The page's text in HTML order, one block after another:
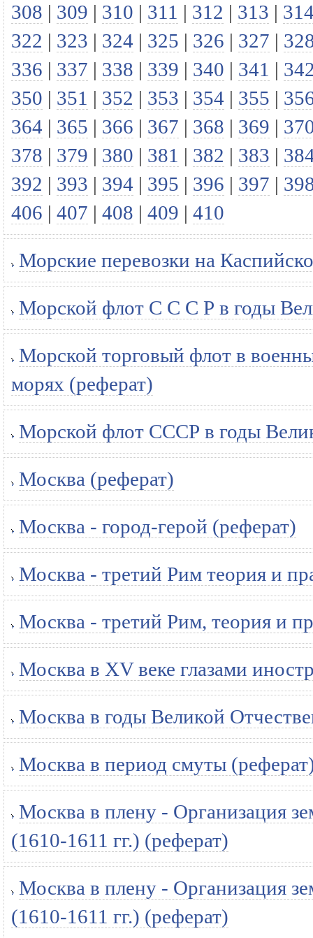
308 | 309 | 310 | 311 | 312 | 313 |
322 | 323 | 324 | 325 | 326 | 327 |
336 | 337 | 338 | 339 | 340 | 341 |
350 | 351 | 352 | 353 | 354 | 355 |
364 | 365 | 366 | 367 | 368 | 369 |
378 | 379 | 380 | 381 | 382 | 383 |
392 | 393 | 394 | 395 | 396 | 397 |
406 | 407 | 408 | 409 | 410
Морские перевозки на
Морской флот С С С Р в годы
Морской торговый флот в
морях (реферат)
Морской флот СССР в годы
Москва (реферат)
Москва - город-герой (реферат)
Москва - третий Рим теория и
Москва - третий Рим, теория и
Москва в XV веке глазами
Москва в годы Великой
Москва в период смуты
Москва в плену - Организация
(1610-1611 гг.) (реферат)
Москва в плену - Организация
(1610-1611 гг.) (реферат)